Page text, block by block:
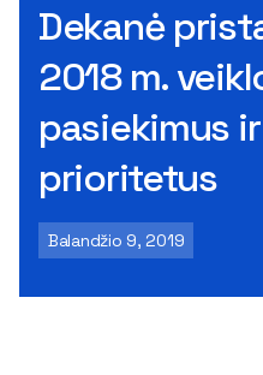
Dekanė
2018 m.
pasiekimus
prioritetus
Balandžio 9, 2019